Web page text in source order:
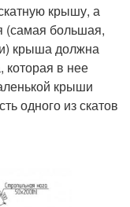
крышу, а
(самая большая,
крыша должна
в нее
крыши
одного из скатов